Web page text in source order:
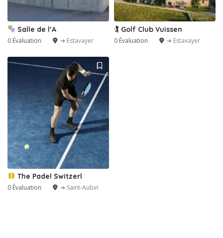
Salle de l’A
0 Évaluation ➔ Estavayer
🏌️ Golf Club Vuissen
0 Évaluation ➔ Estavayer
The Padel Switzerl
0 Évaluation ➔ Saint-Aubin